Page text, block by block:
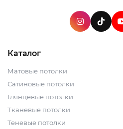
Каталог
Матовые потолки
Сатиновые потолки
Глянцевые потолки
Тканевые потолки
Теневые потолки